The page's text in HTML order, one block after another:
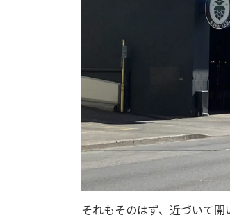
それもそのはず、近づいて